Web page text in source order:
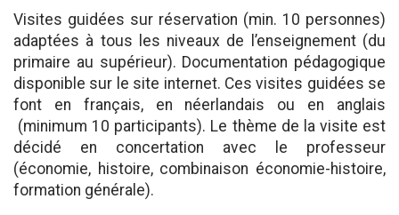
Visites guidées sur réservation (min. 10 personnes)
adaptées à tous les niveaux de l’enseignement (du
primaire au supérieur). Documentation pédagogique
disponible sur le site internet. Ces visites guidées se
font en français, en néerlandais ou en anglais
(minimum 10 participants). Le thème de la visite est
décidé en concertation avec le professeur
(économie, histoire, combinaison économie-histoire,
formation générale).